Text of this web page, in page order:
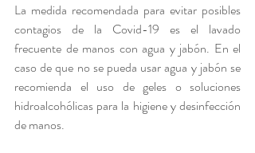
La medida recomendada para evitar posibles
contagios de la Covid-19 es el lavado
frecuente de manos con agua y jabón. En el
caso de que no se pueda usar agua y jabón se
recomienda el uso de geles o soluciones
hidroalcohólicas para la higiene y desinfección
de manos.